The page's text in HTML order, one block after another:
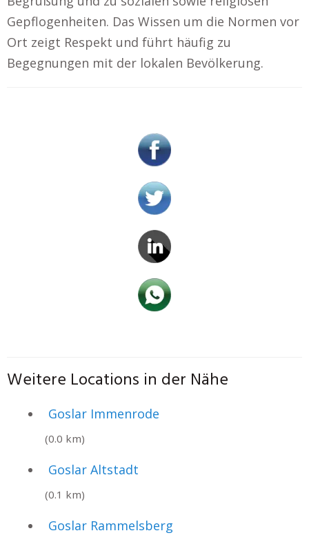
Gepflogenheiten. Das Wissen um die Normen vor
Ort zeigt Respekt und führt häufig zu
Begegnungen mit der lokalen Bevölkerung.
Weitere Locations in der Nähe
Goslar Immenrode
(0.0 km)
Goslar Altstadt
(0.1 km)
Goslar Rammelsberg